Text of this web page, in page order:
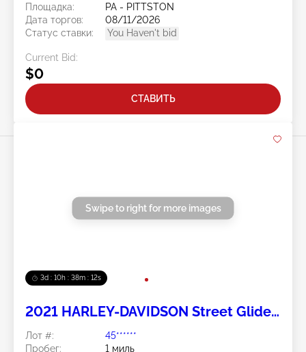
Площадка:
PA - PITTSTON
Дата торгов:
08/11/2026
Статус ставки:
You Haven't bid
Current Bid:
$0
СТАВИТЬ
3d : 10h : 38m : 11s
Swipe to right for more images
2021 HARLEY-DAVIDSON Street Glide
Лот #:
45******
Пробег:
1 миль